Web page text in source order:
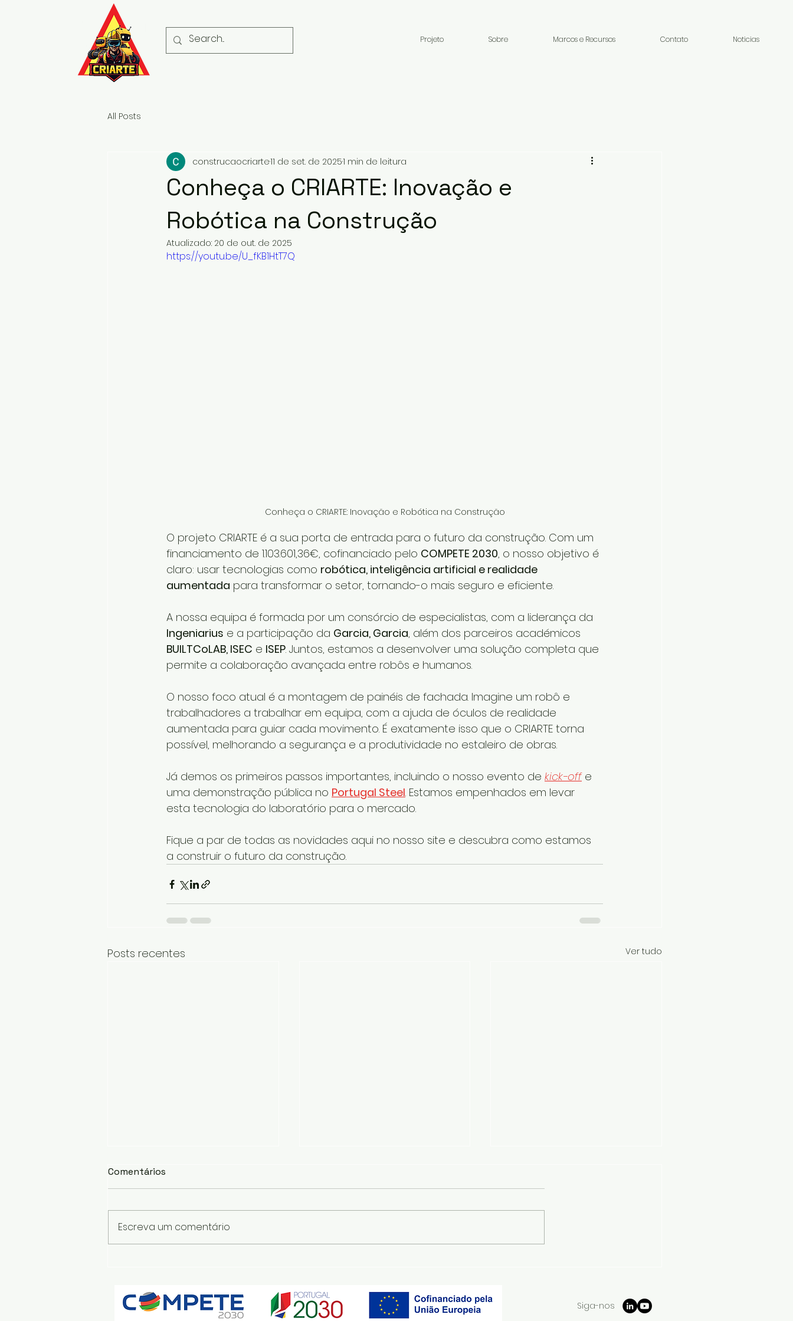
Projeto Sobre Marcos e Recursos Contato Noticias
All Posts
Conheça o CRIARTE: Inovação e
Robótica na Construção
construcaocriarte11 de set. de 20251 min de leitura
Atualizado: 20 de out. de 2025
https://youtu.be/U_fKB1HtT7Q
Conheça o CRIARTE: Inovação e Robótica na Construção
O projeto CRIARTE é a sua porta de entrada para o futuro da construção. Com um
financiamento de 1.103.601,36€, cofinanciado pelo COMPETE 2030, o nosso objetivo é
claro: usar tecnologias como robótica, inteligência artificial e realidade
aumentada para transformar o setor, tornando-o mais seguro e eficiente.
A nossa equipa é formada por um consórcio de especialistas, com a liderança da
Ingeniarius e a participação da Garcia, Garcia, além dos parceiros académicos
BUILTCoLAB, ISEC e ISEP. Juntos, estamos a desenvolver uma solução completa que
permite a colaboração avançada entre robôs e humanos.
O nosso foco atual é a montagem de painéis de fachada. Imagine um robô e
trabalhadores a trabalhar em equipa, com a ajuda de óculos de realidade
aumentada para guiar cada movimento. É exatamente isso que o CRIARTE torna
possível, melhorando a segurança e a produtividade no estaleiro de obras.
Já demos os primeiros passos importantes, incluindo o nosso evento de kick-off e
uma demonstração pública no Portugal Steel. Estamos empenhados em levar
esta tecnologia do laboratório para o mercado.
Fique a par de todas as novidades aqui no nosso site e descubra como estamos
a construir o futuro da construção.
Posts recentes Ver tudo
Digitais e Robótica
Inteligente na Execução de
Fachadas Industriais
Digitais e Controlo de
Ordem Fracionária na
Montagem Autónoma de
Primeiro Demonstrador
Comentários
Escreva um comentário
Siga-nos